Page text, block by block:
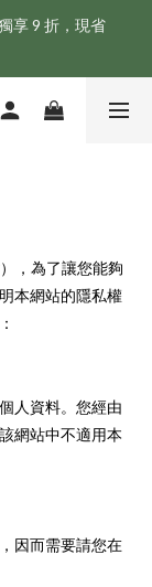
冊！！
享 9 折，現省
註冊！！
，為了讓您能夠
本網站的隱私權
人資料。您經由
網站中不適用本
因而需要請您在